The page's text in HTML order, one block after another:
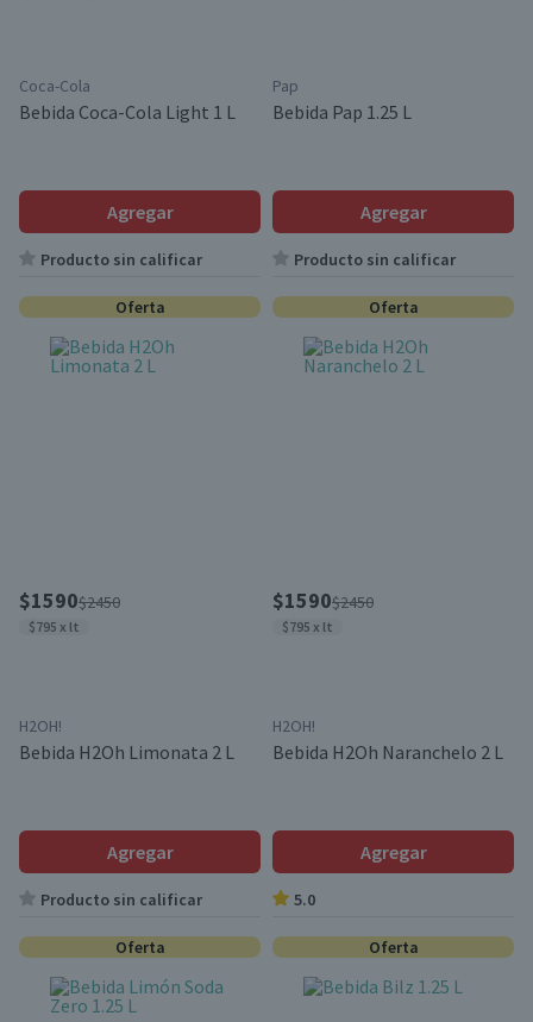
Coca-Cola
Bebida Coca-Cola Light 1 L
Agregar
Producto sin calificar
Pap
Bebida Pap 1.25 L
Agregar
Producto sin calificar
Oferta
$1590$2450
$795 x lt
H2OH!
Bebida H2Oh Limonata 2 L
Agregar
Producto sin calificar
Oferta
$1590$2450
$795 x lt
H2OH!
Bebida H2Oh Naranchelo 2 L
Agregar
5.0
Oferta Oferta